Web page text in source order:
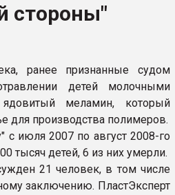
стороны"
ранее признанные судом
детей молочными
меламин, который
для производства полимеров.
с июля 2007 по август 2008-го
тысяч детей, 6 из них умерли.
21 человек, в том числе
заключению. ПластЭксперт